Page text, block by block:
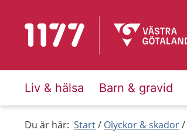
Till startsidan för 1177
Liv & hälsa Barn & gravid
Du är här: Start Olyckor & skador